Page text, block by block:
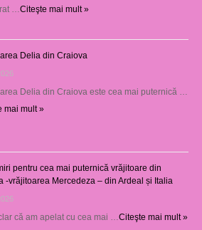
… Citeşte mai mult »
Delia din Craiova
Delia din Craiova este cea mai puternică …
mai mult »
pentru cea mai puternică vrăjitoare din
-vrăjitoarea Mercedeza – din Ardeal și Italia
că am apelat cu cea mai … Citeşte mai mult »